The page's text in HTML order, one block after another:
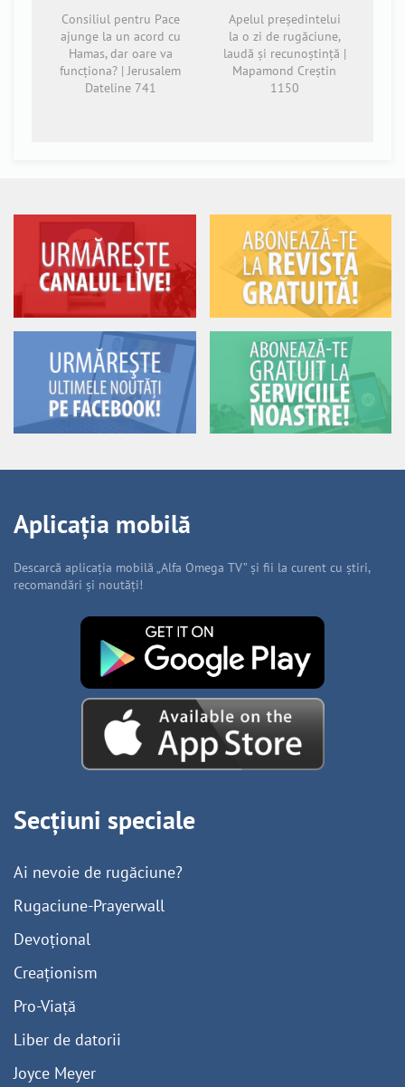
Consiliul pentru Pace
ajunge la un acord cu
Hamas, dar oare va
funcționa? | Jerusalem
Dateline 741
Apelul președintelui
la o zi de rugăciune,
laudă și recunoștință |
Mapamond Creștin
1150
Aplicația mobilă
Descarcă aplicația mobilă „Alfa Omega TV” și fii la curent cu știri,
recomandări și noutăți!
Secțiuni speciale
Ai nevoie de rugăciune?
Rugaciune-Prayerwall
Devoțional
Creaționism
Pro-Viață
Liber de datorii
Joyce Meyer